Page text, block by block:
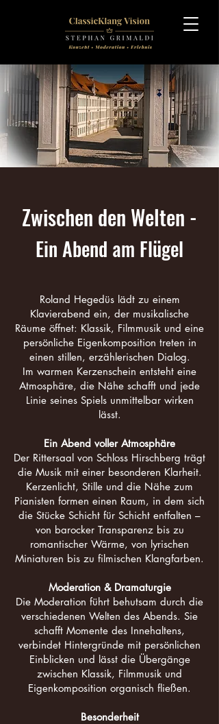
Zwischen den Welten -
Ein Abend am Flügel
Roland Hegedüs lädt zu einem
Klavierabend ein, der musikalische
Räume öffnet: Klassik, Filmmusik und eine
persönliche Eigenkomposition treten in
einen stillen, erzählerischen Dialog.
Im warmen Kerzenschein entsteht eine
Atmosphäre, die Nähe schafft und jede
Linie seines Spiels unmittelbar wirken
lässt.
Ein Abend voller Atmosphäre
Der Rittersaal von Schloss Hirschberg trägt
die Musik mit einer besonderen Klarheit.
Kerzenlicht, Stille und die Nähe zum
Pianisten formen einen Raum, in dem sich
die Stücke Schicht für Schicht entfalten –
von barocker Transparenz bis zu
romantischer Wärme, von lyrischen
Miniaturen bis zu filmischen Klangfarben.
Moderation & Dramaturgie
Die Moderation führt behutsam durch die
verschiedenen Welten des Abends. Sie
schafft Momente des Innehaltens,
verbindet Hintergründe mit persönlichen
Einblicken und lässt die Übergänge
zwischen Klassik, Filmmusik und
Eigenkomposition organisch fließen.
Besonderheit